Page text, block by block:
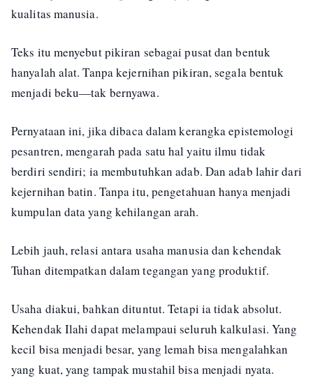
kualitas manusia.
Teks itu menyebut pikiran sebagai pusat dan bentuk
hanyalah alat. Tanpa kejernihan pikiran, segala bentuk
menjadi beku—tak bernyawa.
Pernyataan ini, jika dibaca dalam kerangka epistemologi
pesantren, mengarah pada satu hal yaitu ilmu tidak
berdiri sendiri; ia membutuhkan adab. Dan adab lahir dari
kejernihan batin. Tanpa itu, pengetahuan hanya menjadi
kumpulan data yang kehilangan arah.
Lebih jauh, relasi antara usaha manusia dan kehendak
Tuhan ditempatkan dalam tegangan yang produktif.
Usaha diakui, bahkan dituntut. Tetapi ia tidak absolut.
Kehendak Ilahi dapat melampaui seluruh kalkulasi. Yang
kecil bisa menjadi besar, yang lemah bisa mengalahkan
yang kuat, yang tampak mustahil bisa menjadi nyata.